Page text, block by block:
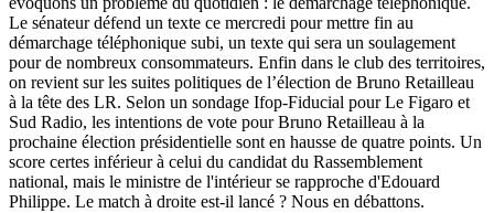
Le sénateur défend un texte ce mercredi pour mettre fin au
démarchage téléphonique subi, un texte qui sera un soulagement
pour de nombreux consommateurs. Enfin dans le club des territoires,
on revient sur les suites politiques de l’élection de Bruno Retailleau
à la tête des LR. Selon un sondage Ifop-Fiducial pour Le Figaro et
Sud Radio, les intentions de vote pour Bruno Retailleau à la
prochaine élection présidentielle sont en hausse de quatre points. Un
score certes inférieur à celui du candidat du Rassemblement
national, mais le ministre de l'intérieur se rapproche d'Edouard
Philippe. Le match à droite est-il lancé ? Nous en débattons.